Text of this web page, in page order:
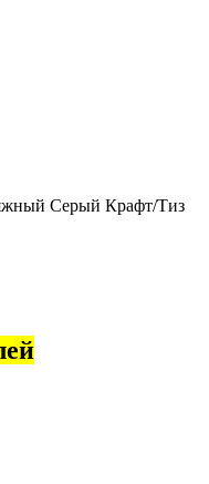
Серый Крафт/Тиз